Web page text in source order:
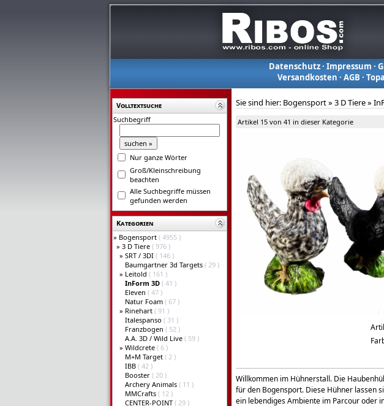
Datenschutz· Impressum ·
Versandkosten · AGB ·
Volltextsuche
Suchbegriff
Nur ganze Wörter
Groß/Kleinschreibung
beachten
Alle Suchbegriffe müssen
gefunden werden
Kategorien
» Bogensport ( 4955 )
» 3 D Tiere ( 976 )
» SRT / 3DI ( 146 )
Baumgartner 3d Targets ( 29 )
» Leitold ( 161 )
InForm 3D ( 41 )
Eleven ( 47 )
Natur Foam ( 67 )
» Rinehart ( 91 )
Italespanso ( 31 )
Franzbogen ( 52 )
A.A. 3D / Wild Live ( 59 )
» Wildcrete ( 6 )
M+M Target ( 2 )
IBB ( 42 )
Booster ( 20 )
Archery Animals ( 11 )
MMCrafts ( 12 )
CENTER-POINT ( 29 )
Sie sind hier: Bogensport» 3 D Tiere»
Artikel 15 von 41 in dieser Kategorie
Willkommen im Hühnerstall. Die
für den Bogensport. Diese Hühner lassen
ein lebendiges Ambiente im Parcour oder